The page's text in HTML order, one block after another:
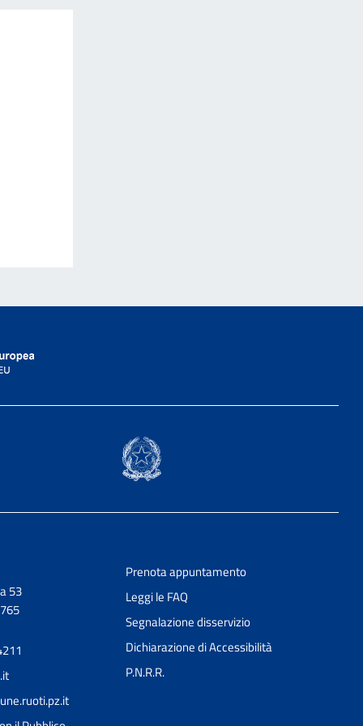
53
Prenota appuntamento
Leggi le FAQ
Segnalazione disservizio
Dichiarazione di Accessibilità
P.N.R.R.